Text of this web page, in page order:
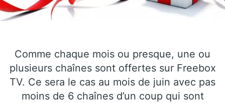
Comme chaque mois ou presque, une ou
plusieurs chaînes sont offertes sur Freebox
TV. Ce sera le cas au mois de juin avec pas
moins de 6 chaînes d’un coup qui sont